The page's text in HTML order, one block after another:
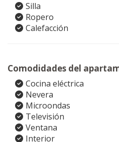
Silla
Ropero
Calefacción
Comodidades del
Cocina eléctrica
Nevera
Microondas
Televisión
Ventana
Interior